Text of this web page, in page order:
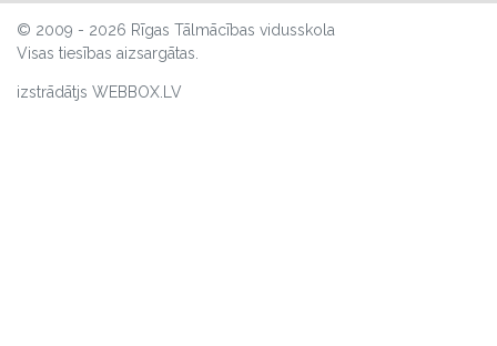
© 2009 - 2026 Rīgas Tālmācības vidusskola
Visas tiesības aizsargātas.
izstrādātjs WEBBOX.LV